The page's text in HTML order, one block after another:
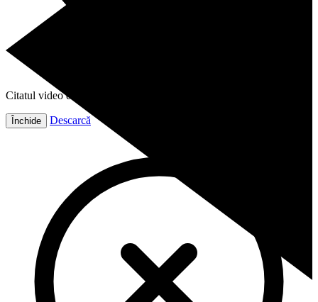
Citatul video este gata!
Închide Descarcă